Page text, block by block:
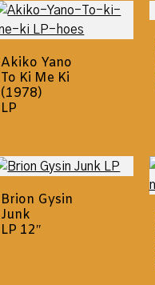
Akiko Yano
To Ki Me Ki
(1978)
LP
Brion Gysin
Junk
LP 12″